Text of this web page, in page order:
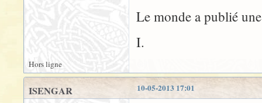
Le monde a publié
I.
Hors ligne
10-05-2013 17:01
ISENGAR